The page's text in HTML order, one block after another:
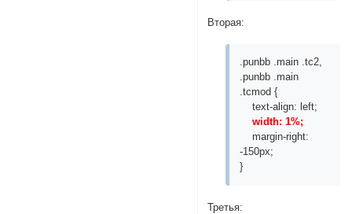
Вторая:
.punbb .main .tc2,
.punbb .main
.tcmod {
text-align: left;
width: 1%;
margin-right:
-150px;
}
Третья: